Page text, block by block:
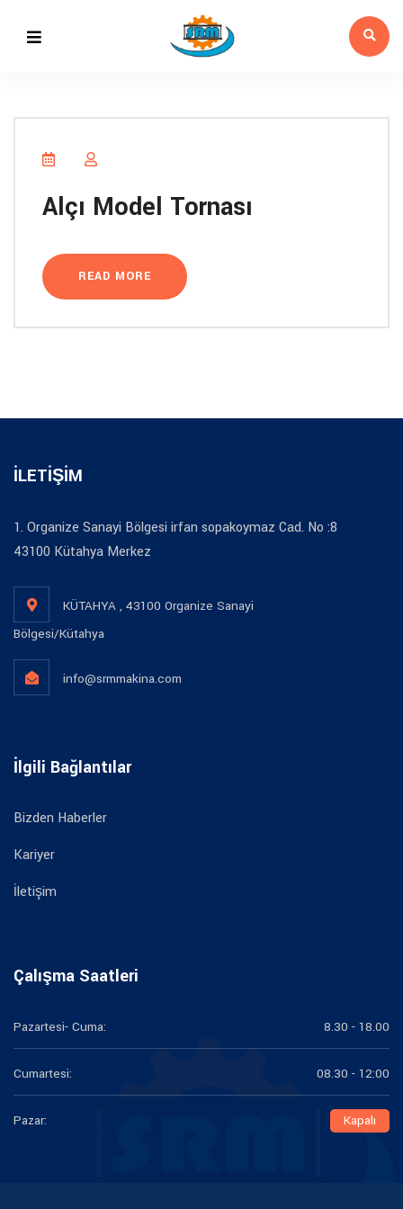
Alçı Model Tornası
READ MORE
İLETİŞİM
1. Organize Sanayi Bölgesi irfan sopakoymaz Cad. No :8
43100 Kütahya Merkez
KÜTAHYA , 43100 Organize Sanayi
Bölgesi/Kütahya
info@srmmakina.com
İlgili Bağlantılar
Bizden Haberler
Kariyer
İletişim
Çalışma Saatleri
Pazartesi- Cuma: 8.30 - 18.00
Cumartesi: 08.30 - 12:00
Pazar: Kapalı